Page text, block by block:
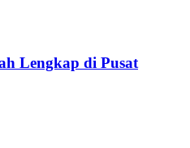
Lengkap di Pusat